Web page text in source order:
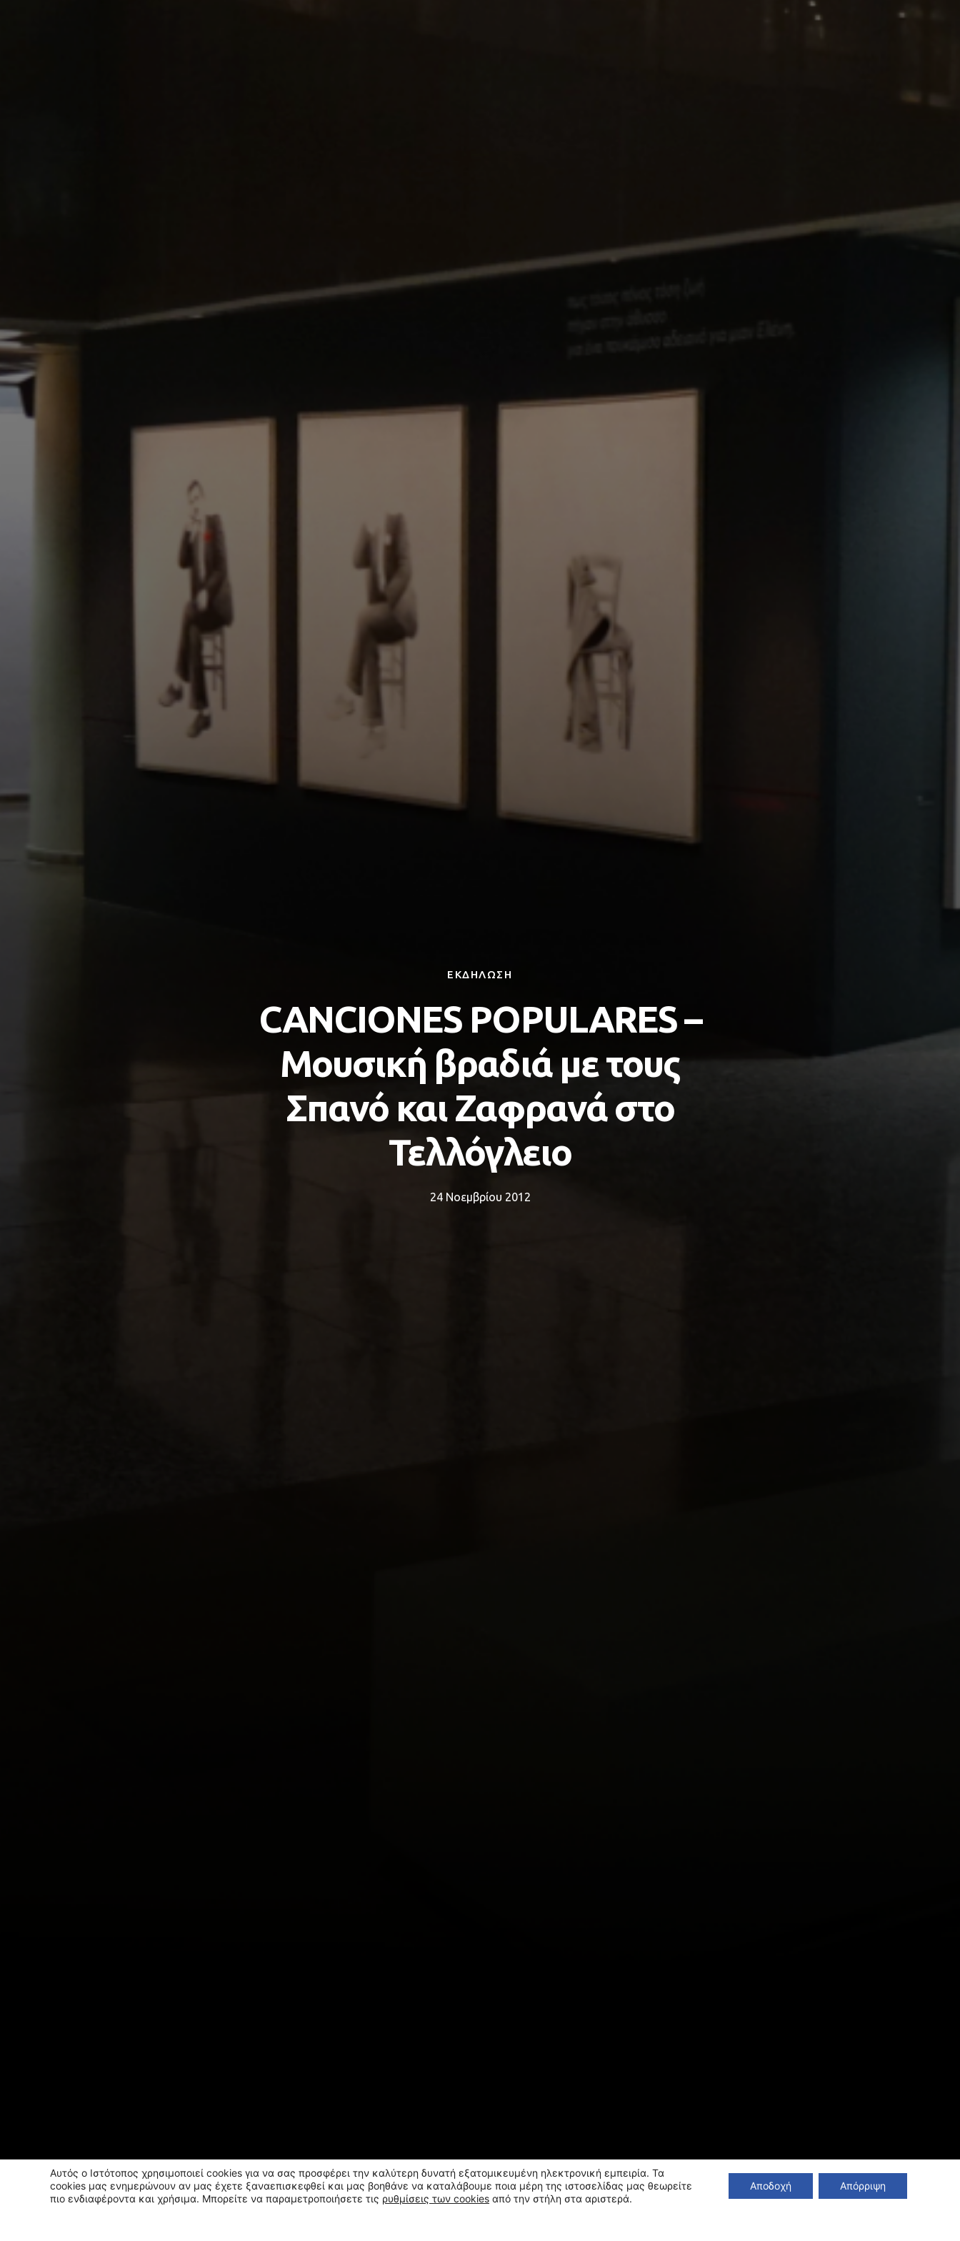
ΕΚΔΗΛΩΣΗ
CANCIONES POPULARES –
Μουσική βραδιά με τους
Σπανό και Ζαφρανά στο
Τελλόγλειο
24 Νοεμβρίου 2012
Αυτός ο Ιστότοπος χρησιμοποιεί cookies για να σας προσφέρει την καλύτερη δυνατή εξατομικευμένη ηλεκτρονική εμπειρία. Τα
cookies μας ενημερώνουν αν μας έχετε ξαναεπισκεφθεί και μας βοηθάνε να καταλάβουμε ποια μέρη της ιστοσελίδας μας θεωρείτε
πιο ενδιαφέροντα και χρήσιμα. Μπορείτε να παραμετροποιήσετε τις ρυθμίσεις των cookies από την στήλη στα αριστερά.
Αποδοχή Απόρριψη